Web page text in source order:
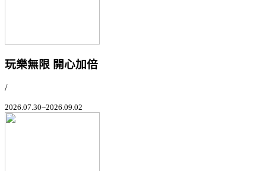
玩樂無限 開心加倍
/
2026.07.30~2026.09.02